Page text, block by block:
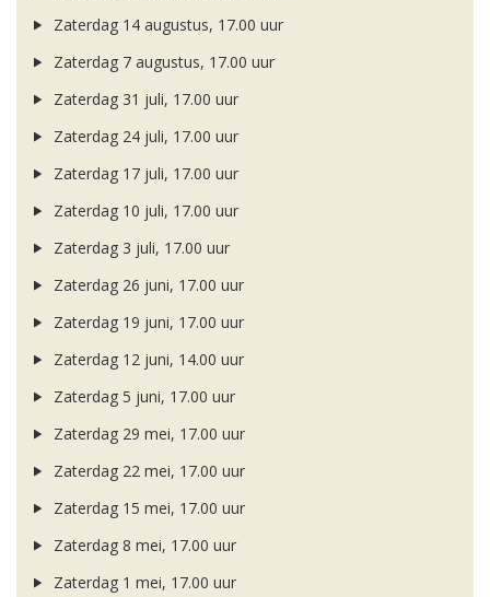
Zaterdag 14 augustus, 17.00 uur
Zaterdag 7 augustus, 17.00 uur
Zaterdag 31 juli, 17.00 uur
Zaterdag 24 juli, 17.00 uur
Zaterdag 17 juli, 17.00 uur
Zaterdag 10 juli, 17.00 uur
Zaterdag 3 juli, 17.00 uur
Zaterdag 26 juni, 17.00 uur
Zaterdag 19 juni, 17.00 uur
Zaterdag 12 juni, 14.00 uur
Zaterdag 5 juni, 17.00 uur
Zaterdag 29 mei, 17.00 uur
Zaterdag 22 mei, 17.00 uur
Zaterdag 15 mei, 17.00 uur
Zaterdag 8 mei, 17.00 uur
Zaterdag 1 mei, 17.00 uur